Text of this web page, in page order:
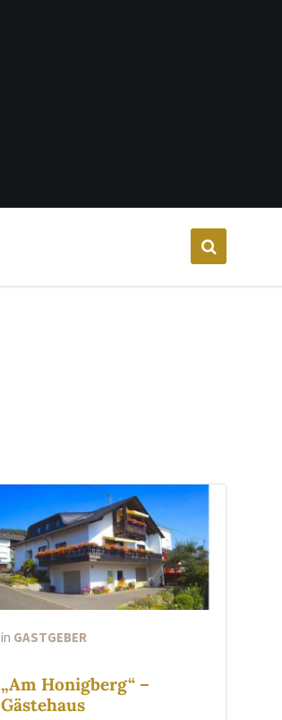
in GASTGEBER
„Am Honigberg“ –
Gästehaus